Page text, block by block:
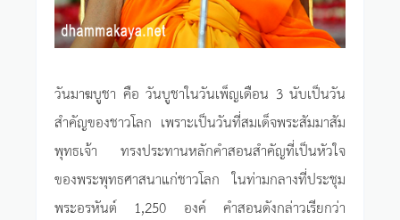
วันมาฆบูชา คือ วันบูชาในวันเพ็ญเดือน 3 นับเป็นวัน
สำคัญของชาวโลก เพราะเป็นวันที่สมเด็จพระสัมมาสัม
พุทธเจ้า ทรงประทานหลักคำสอนสำคัญที่เป็นหัวใจ
ของพระพุทธศาสนาแก่ชาวโลก ในท่ามกลางที่ประชุม
พระอรหันต์ 1,250 องค์ คำสอนดังกล่าวเรียกว่า